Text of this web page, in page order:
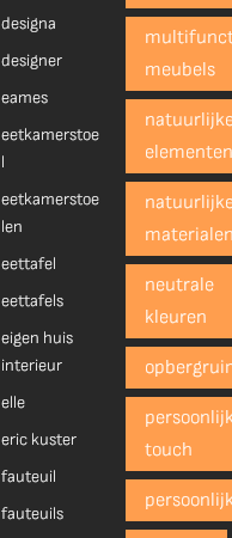
designa
designer
eames
eetkamerstoe
l
eetkamerstoe
len
eettafel
eettafels
eigen huis
interieur
elle
eric kuster
fauteuil
fauteuils
meubels
neutrale
kleuren
touch